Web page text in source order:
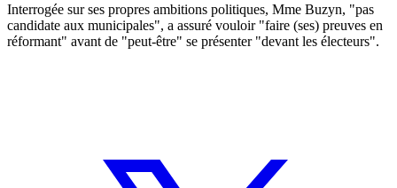
Interrogée sur ses propres ambitions politiques, Mme Buzyn, "pas
candidate aux municipales", a assuré vouloir "faire (ses) preuves en
réformant" avant de "peut-être" se présenter "devant les électeurs".